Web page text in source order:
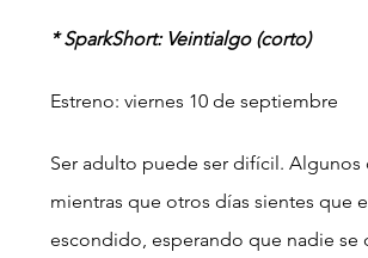
* SparkShort: Veintialgo (corto)
Estreno: viernes 10 de septiembre
Ser adulto puede ser difícil. Algunos
mientras que otros días sientes que
escondido, esperando que nadie se